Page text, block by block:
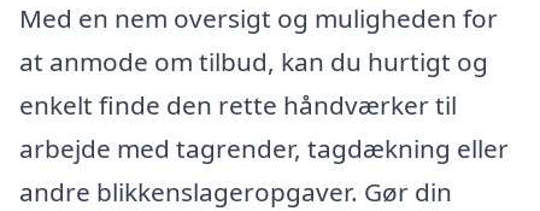
Med en nem oversigt og muligheden for
at anmode om tilbud, kan du hurtigt og
enkelt finde den rette håndværker til
arbejde med tagrender, tagdækning eller
andre blikkenslageropgaver. Gør din